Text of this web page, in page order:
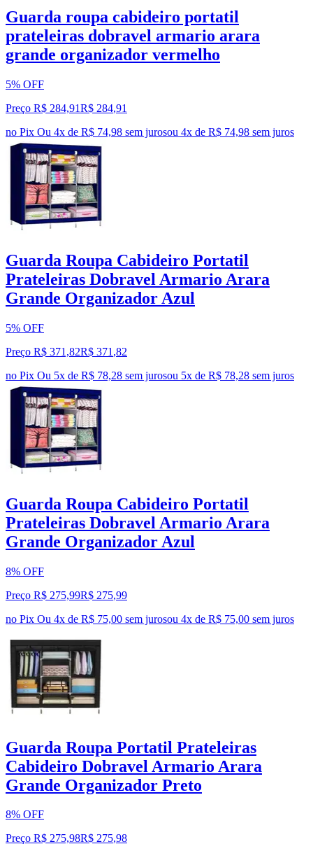
Guarda roupa cabideiro portatil
prateleiras dobravel armario arara
grande organizador vermelho
5% OFF
Preço R$ 284,91R$ 284,91
no Pix Ou 4x de R$ 74,98 sem jurosou 4x de R$ 74,98 sem juros
Guarda Roupa Cabideiro Portatil
Prateleiras Dobravel Armario Arara
Grande Organizador Azul
5% OFF
Preço R$ 371,82R$ 371 ,82
no Pix Ou 5x de R$ 78,28 sem jurosou 5x de R$ 78,28 sem juros
Guarda Roupa Cabideiro Portatil
Prateleiras Dobravel Armario Arara
Grande Organizador Azul
8% OFF
Preço R$ 275,99R$ 275,99
no Pix Ou 4x de R$ 75,00 sem jurosou 4x de R$ 75,00 sem juros
Guarda Roupa Portatil Prateleiras
Cabideiro Dobravel Armario Arara
Grande Organizador Preto
8% OFF
Preço R$ 275,98R$ 275,98